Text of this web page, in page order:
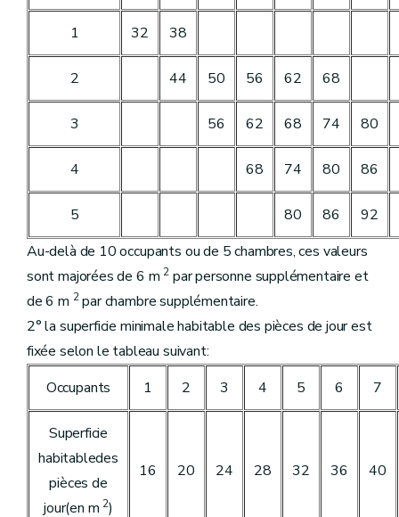
1 32 38
2 44 50 56 62 68
3 56 62 68 74 80
4 68 74 80 86
5 80 86
92
Au-delà de 10 occupants ou de 5 chambres, ces valeurs
sont majorées de 6 m 2 par personne supplémentaire et
de 6 m 2par chambre supplémentaire.
2° la superficie minimale habitable des pièces de jour est
fixée selon le tableau suivant:
Occupants
1 2 3 4 5 6 7
Superficie
habitabledes
pièces de
jour(en m 2)
16 20 24 28 32 36 40